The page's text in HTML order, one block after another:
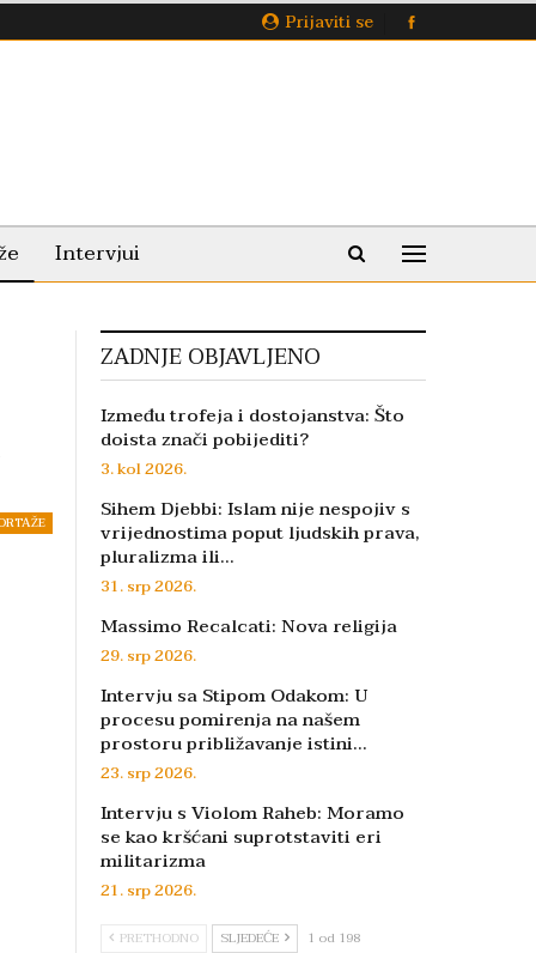
Prijaviti se
Intervjui
ZADNJE OBJAVLJENO
Između trofeja i dostojanstva: Što
doista znači pobijediti?
3. kol 2026.
Sihem Djebbi: Islam nije nespojiv s
vrijednostima poput ljudskih prava,
pluralizma ili…
31. srp 2026.
Massimo Recalcati: Nova religija
29. srp 2026.
Intervju sa Stipom Odakom: U
procesu pomirenja na našem
prostoru približavanje istini…
23. srp 2026.
Intervju s Violom Raheb: Moramo
se kao kršćani suprotstaviti eri
militarizma
21. srp 2026.
PRETHODNO SLJEDEĆE 1 od 198